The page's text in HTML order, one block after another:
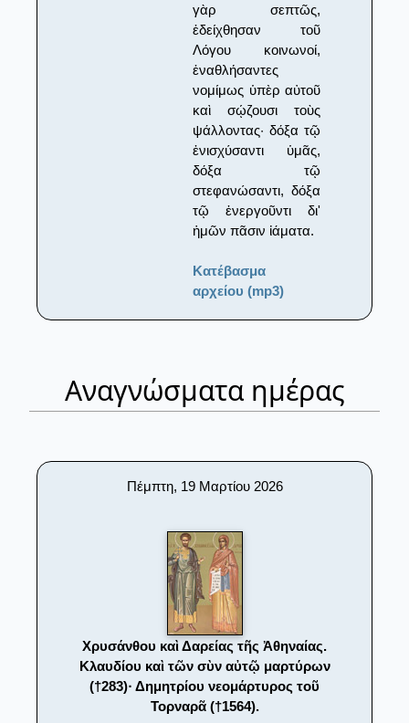
γὰρ σεπτῶς,
ἐδείχθησαν τοῦ
Λόγου κοινωνοί,
ἐναθλήσαντες
νομίμως ὑπὲρ αὐτοῦ
καὶ σῴζουσι τοὺς
ψάλλοντας· δόξα τῷ
ἐνισχύσαντι ὑμᾶς,
δόξα τῷ
στεφανώσαντι, δόξα
τῷ ἐνεργοῦντι δι'
ἡμῶν πᾶσιν ἰάματα.
Κατέβασμα
αρχείου (mp3)
Αναγνώσματα ημέρας
Πέμπτη, 19 Μαρτίου 2026
Χρυσάνθου καὶ Δαρείας τῆς Ἀθηναίας.
Κλαυδίου καὶ τῶν σὺν αὐτῷ μαρτύρων
(†283)· Δημητρίου νεομάρτυρος τοῦ
Τορναρᾶ (†1564).